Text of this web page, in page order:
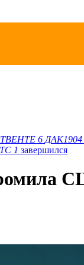
ТВЕНТЕ 6 ДАК1904
1 завершился